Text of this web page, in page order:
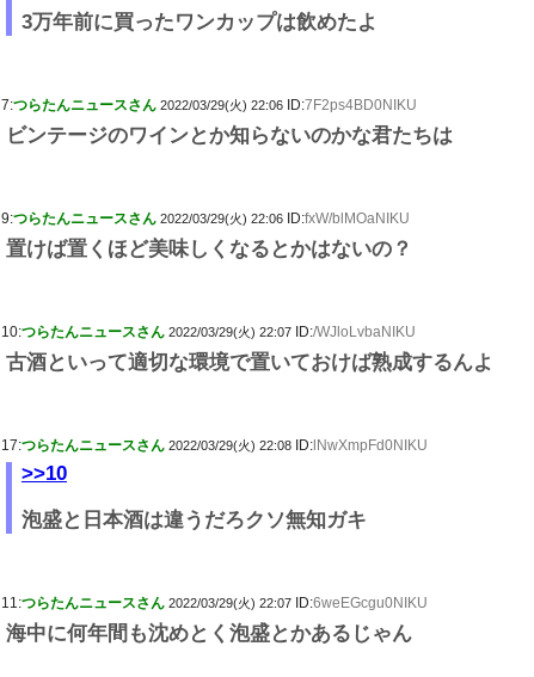
3万年前に買ったワンカップは飲めたよ
7:つらたんニュースさん 2022/03/29(火) 22:06 ID:7F2ps4BD0NIKU
ビンテージのワインとか知らないのかな君たちは
9:つらたんニュースさん 2022/03/29(火) 22:06 ID:fxW/blMOaNIKU
置けば置くほど美味しくなるとかはないの？
10:つらたんニュースさん 2022/03/29(火) 22:07 ID:/WJloLvbaNIKU
古酒といって適切な環境で置いておけば熟成するんよ
17:つらたんニュースさん 2022/03/29(火) 22:08 ID: lNwXmpFd0NIKU
>>10
泡盛と日本酒は違うだろクソ無知ガキ
11:つらたんニュースさん 2022/03/29(火) 22:07 ID:6weEGcgu0NIKU
海中に何年間も沈めとく泡盛とかあるじゃん